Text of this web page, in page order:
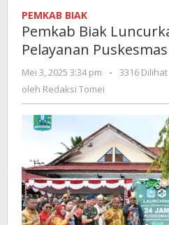
PEMKAB BIAK
Pemkab Biak
Pelayanan
Mei 3, 2025 3:34 pm
oleh
-
3316 Dilihat
oleh Redaksi Tomei